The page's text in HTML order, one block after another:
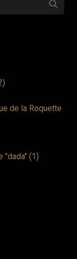
de la Roquette
"dada" (1)